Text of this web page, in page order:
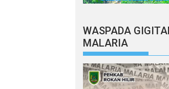
WASPADA
MALARIA